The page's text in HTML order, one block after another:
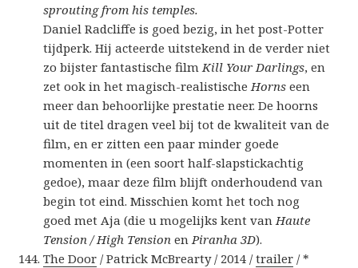
sprouting from his temples.
Daniel Radcliffe is goed bezig, in het post-Potter
tijdperk. Hij acteerde uitstekend in de verder niet
zo bijster fantastische filmKill Your Darlings, en
zet ook in het magisch-realistischeHorns een
meer dan behoorlijke prestatie neer. De hoorns
uit de titel dragen veel bij tot de kwaliteit van de
film, en er zitten een paar minder goede
momenten in (een soort half-slapstickachtig
gedoe), maar deze film blijft onderhoudend van
begin tot eind. Misschien komt het toch nog
goed met Aja (die u mogelijks kent vanHaute
Tension / High Tension enPiranha 3D).
The Door / Patrick McBrearty / 2014 /trailer / *